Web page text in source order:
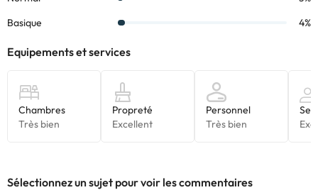
Sélectionnez un sujet pour voir les commentaires